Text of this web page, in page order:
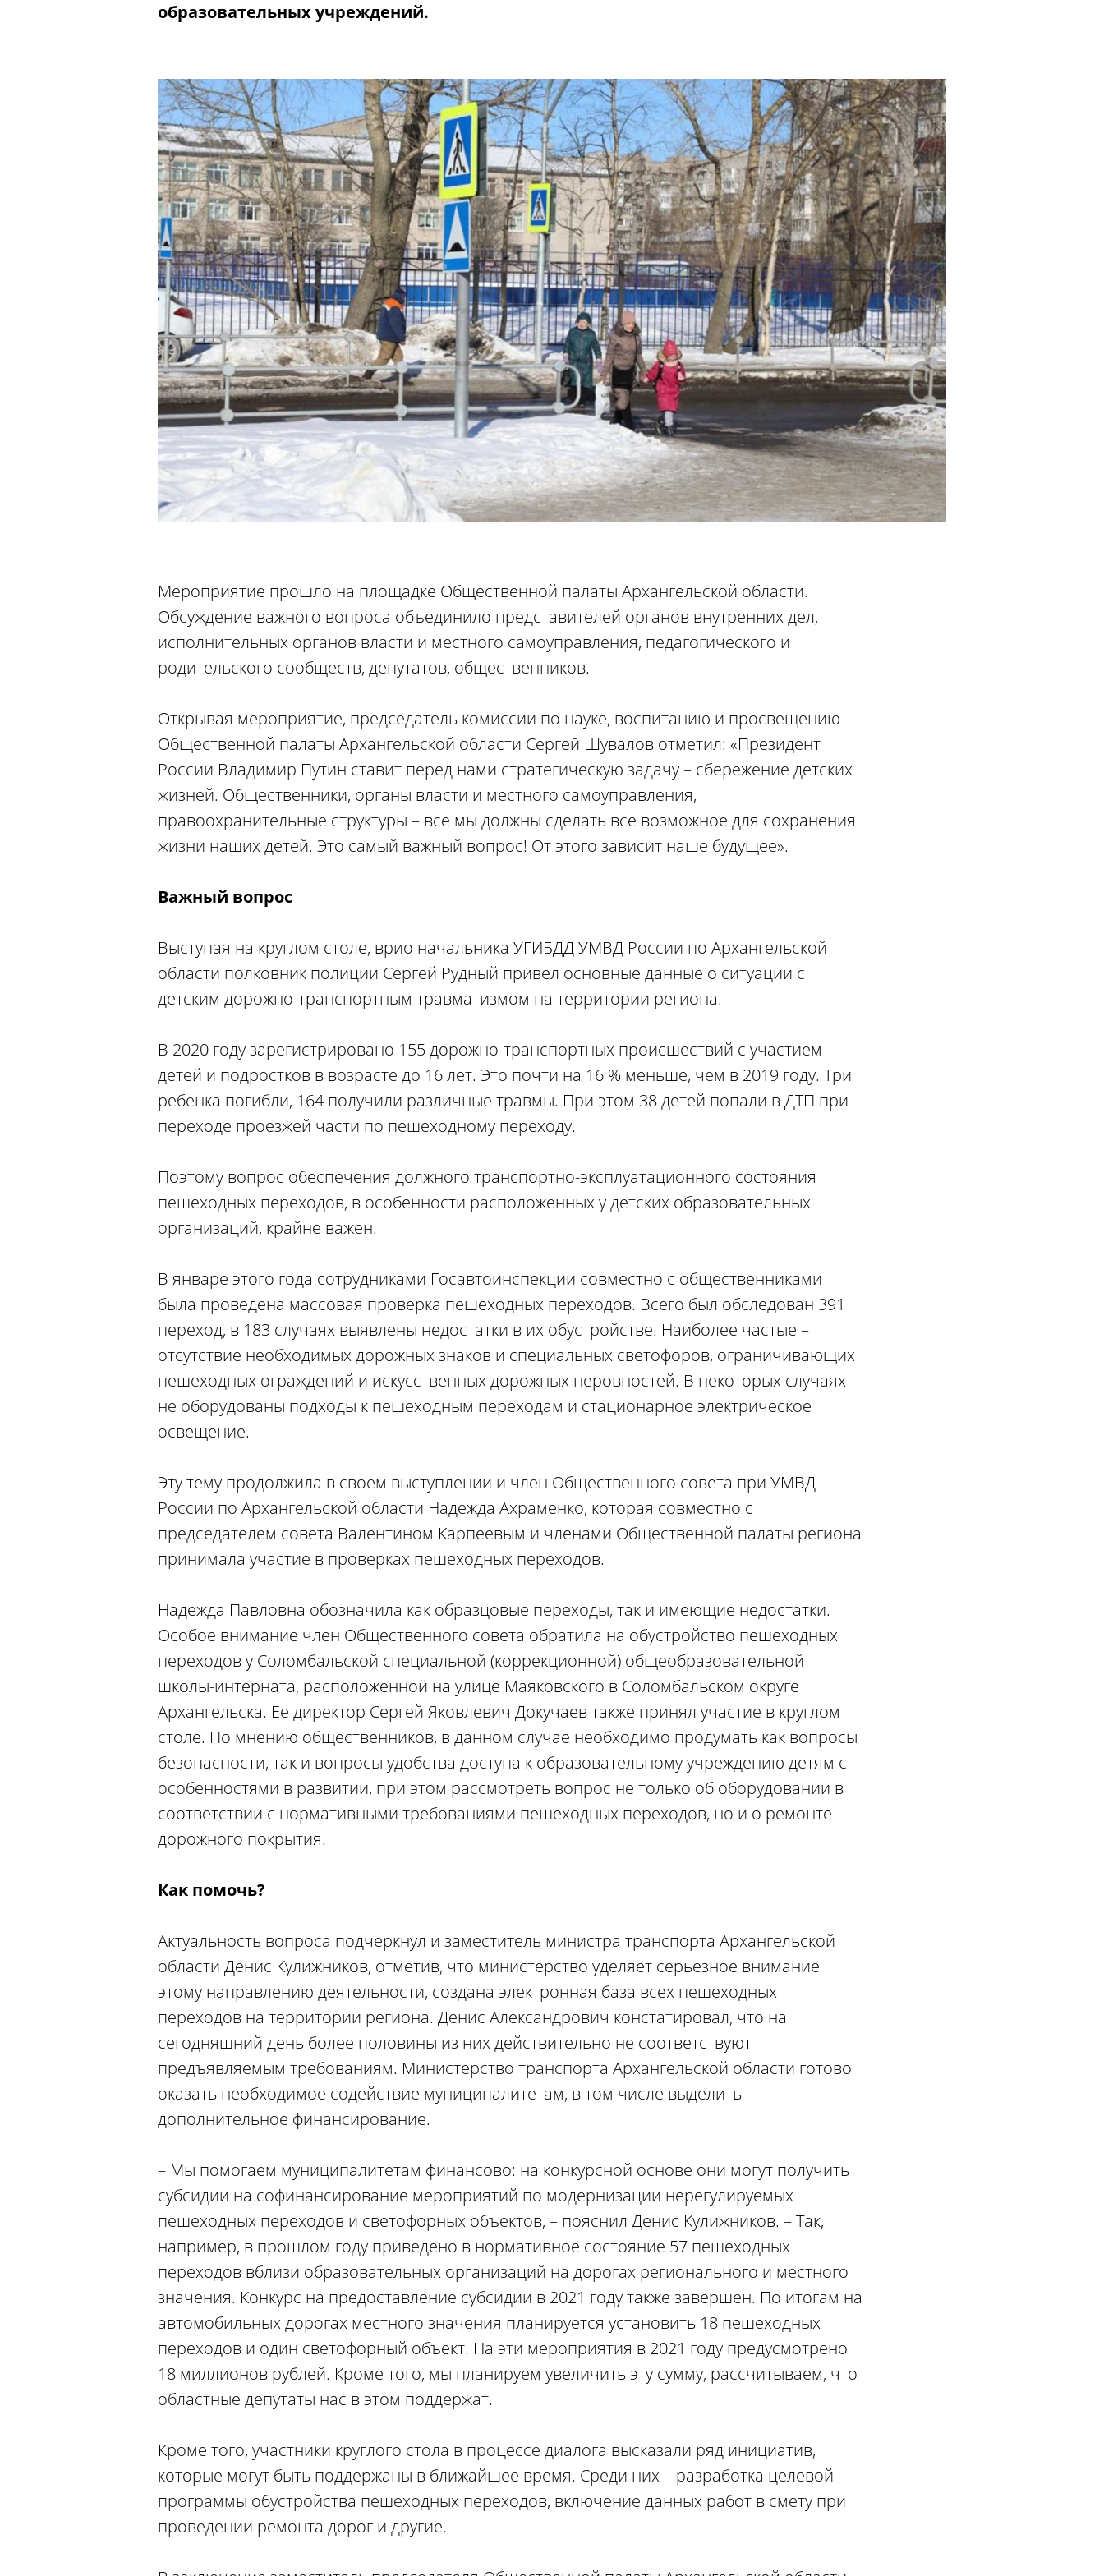
образовательных учреждений.
Мероприятие прошло на площадке Общественной палаты Архангельской области.
Обсуждение важного вопроса объединило представителей органов внутренних дел,
исполнительных органов власти и местного самоуправления, педагогического и
родительского сообществ, депутатов, общественников.
Открывая мероприятие, председатель комиссии по науке, воспитанию и просвещению
Общественной палаты Архангельской области Сергей Шувалов отметил: «Президент
России Владимир Путин ставит перед нами стратегическую задачу – сбережение детских
жизней. Общественники, органы власти и местного самоуправления,
правоохранительные структуры – все мы должны сделать все возможное для сохранения
жизни наших детей. Это самый важный вопрос! От этого зависит наше будущее».
Важный вопрос
Выступая на круглом столе, врио начальника УГИБДД УМВД России по Архангельской
области полковник полиции Сергей Рудный привел основные данные о ситуации с
детским дорожно-транспортным травматизмом на территории региона.
В 2020 году зарегистрировано 155 дорожно-транспортных происшествий с участием
детей и подростков в возрасте до 16 лет. Это почти на 16 % меньше, чем в 2019 году. Три
ребенка погибли, 164 получили различные травмы. При этом 38 детей попали в ДТП при
переходе проезжей части по пешеходному переходу.
Поэтому вопрос обеспечения должного транспортно-эксплуатационного состояния
пешеходных переходов, в особенности расположенных у детских образовательных
организаций, крайне важен.
В январе этого года сотрудниками Госавтоинспекции совместно с общественниками
была проведена массовая проверка пешеходных переходов. Всего был обследован 391
переход, в 183 случаях выявлены недостатки в их обустройстве. Наиболее частые –
отсутствие необходимых дорожных знаков и специальных светофоров, ограничивающих
пешеходных ограждений и искусственных дорожных неровностей. В некоторых случаях
не оборудованы подходы к пешеходным переходам и стационарное электрическое
освещение.
Эту тему продолжила в своем выступлении и член Общественного совета при УМВД
России по Архангельской области Надежда Ахраменко, которая совместно с
председателем совета Валентином Карпеевым и членами Общественной палаты региона
принимала участие в проверках пешеходных переходов.
Надежда Павловна обозначила как образцовые переходы, так и имеющие недостатки.
Особое внимание член Общественного совета обратила на обустройство пешеходных
переходов у Соломбальской специальной (коррекционной) общеобразовательной
школы-интерната, расположенной на улице Маяковского в Соломбальском округе
Архангельска. Ее директор Сергей Яковлевич Докучаев также принял участие в круглом
столе. По мнению общественников, в данном случае необходимо продумать как вопросы
безопасности, так и вопросы удобства доступа к образовательному учреждению детям с
особенностями в развитии, при этом рассмотреть вопрос не только об оборудовании в
соответствии с нормативными требованиями пешеходных переходов, но и о ремонте
дорожного покрытия.
Как помочь?
Актуальность вопроса подчеркнул и заместитель министра транспорта Архангельской
области Денис Кулижников, отметив, что министерство уделяет серьезное внимание
этому направлению деятельности, создана электронная база всех пешеходных
переходов на территории региона. Денис Александрович констатировал, что на
сегодняшний день более половины из них действительно не соответствуют
предъявляемым требованиям. Министерство транспорта Архангельской области готово
оказать необходимое содействие муниципалитетам, в том числе выделить
дополнительное финансирование.
– Мы помогаем муниципалитетам финансово: на конкурсной основе они могут получить
субсидии на софинансирование мероприятий по модернизации нерегулируемых
пешеходных переходов и светофорных объектов, – пояснил Денис Кулижников. – Так,
например, в прошлом году приведено в нормативное состояние 57 пешеходных
переходов вблизи образовательных организаций на дорогах регионального и местного
значения. Конкурс на предоставление субсидии в 2021 году также завершен. По итогам на
автомобильных дорогах местного значения планируется установить 18 пешеходных
переходов и один светофорный объект. На эти мероприятия в 2021 году предусмотрено
18 миллионов рублей. Кроме того, мы планируем увеличить эту сумму, рассчитываем, что
областные депутаты нас в этом поддержат.
Кроме того, участники круглого стола в процессе диалога высказали ряд инициатив,
которые могут быть поддержаны в ближайшее время. Среди них – разработка целевой
программы обустройства пешеходных переходов, включение данных работ в смету при
проведении ремонта дорог и другие.